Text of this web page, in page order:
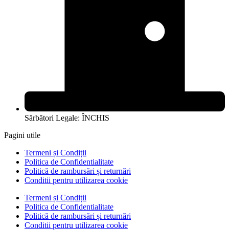
Sărbători Legale: ÎNCHIS
Pagini utile
Termeni și Condiții
Politica de Confidentialitate
Politică de rambursări și returnări
Conditii pentru utilizarea cookie
Termeni și Condiții
Politica de Confidentialitate
Politică de rambursări și returnări
Conditii pentru utilizarea cookie